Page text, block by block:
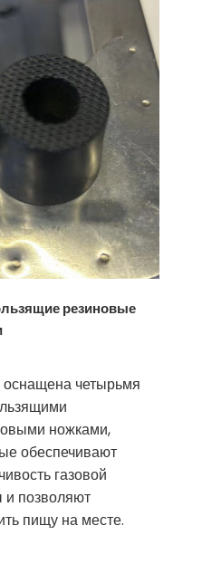
резиновые
оснащена четырьмя
ножками,
обеспечивают
газовой
и позволяют
пищу на месте.